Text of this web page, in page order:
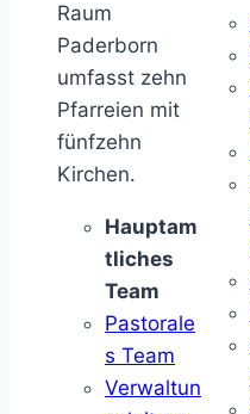
Raum
Paderborn
umfasst zehn
Pfarreien mit
fünfzehn
Kirchen.
Hauptam
tliches
Team
Pastorale
s Team
Verwaltun